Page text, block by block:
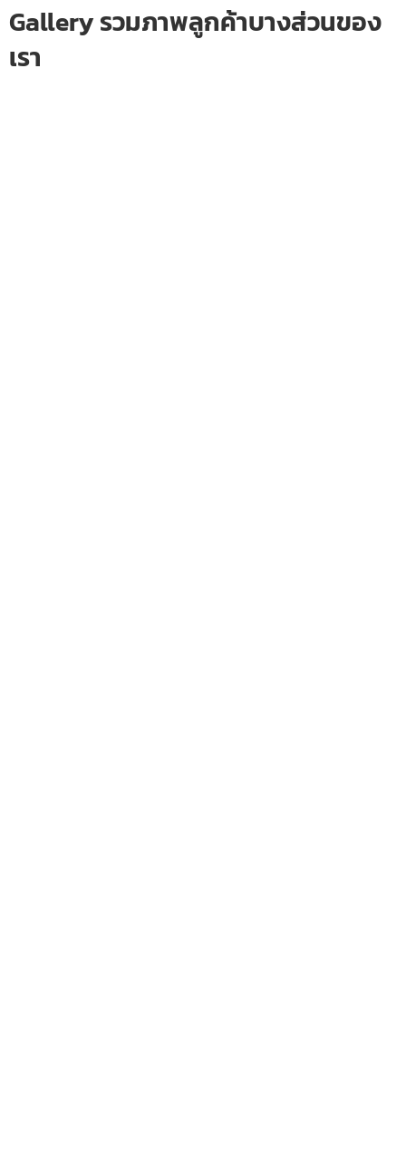
Gallery รวมภาพลูกค้าบางส่วนของ
เรา